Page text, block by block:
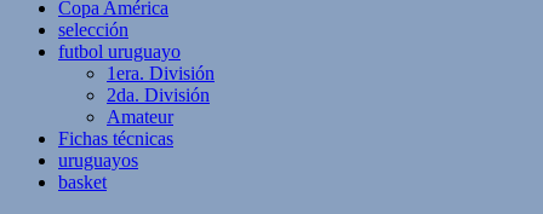
Copa América
selección
futbol uruguayo
1era. División
2da. División
Amateur
Fichas técnicas
uruguayos
basket